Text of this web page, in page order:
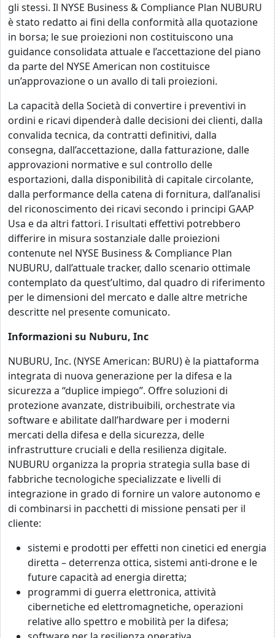
gli stessi. Il NYSE Business & Compliance Plan NUBURU
è stato redatto ai fini della conformità alla quotazione
in borsa; le sue proiezioni non costituiscono una
guidance consolidata attuale e l’accettazione del piano
da parte del NYSE American non costituisce
un’approvazione o un avallo di tali proiezioni.
La capacità della Società di convertire i preventivi in
ordini e ricavi dipenderà dalle decisioni dei clienti, dalla
convalida tecnica, da contratti definitivi, dalla
consegna, dall’accettazione, dalla fatturazione, dalle
approvazioni normative e sul controllo delle
esportazioni, dalla disponibilità di capitale circolante,
dalla performance della catena di fornitura, dall’analisi
del riconoscimento dei ricavi secondo i principi GAAP
Usa e da altri fattori. I risultati effettivi potrebbero
differire in misura sostanziale dalle proiezioni
contenute nel NYSE Business & Compliance Plan
NUBURU, dall’attuale tracker, dallo scenario ottimale
contemplato da quest’ultimo, dal quadro di riferimento
per le dimensioni del mercato e dalle altre metriche
descritte nel presente comunicato.
Informazioni su Nuburu, Inc
NUBURU, Inc. (NYSE American: BURU) è la piattaforma
integrata di nuova generazione per la difesa e la
sicurezza a “duplice impiego”. Offre soluzioni di
protezione avanzate, distribuibili, orchestrate via
software e abilitate dall’hardware per i moderni
mercati della difesa e della sicurezza, delle
infrastrutture cruciali e della resilienza digitale.
NUBURU organizza la propria strategia sulla base di
fabbriche tecnologiche specializzate e livelli di
integrazione in grado di fornire un valore autonomo e
di combinarsi in pacchetti di missione pensati per il
cliente:
sistemi e prodotti per effetti non cinetici ed energia
diretta – deterrenza ottica, sistemi anti-drone e le
future capacità ad energia diretta;
programmi di guerra elettronica, attività
cibernetiche ed elettromagnetiche, operazioni
relative allo spettro e mobilità per la difesa;